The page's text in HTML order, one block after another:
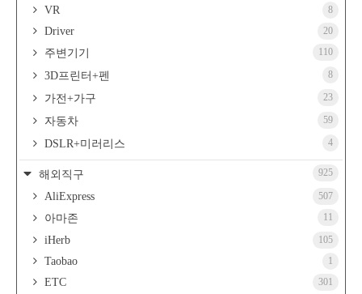
VR 8
Driver 20
주변기기 110
3D프린터+펜 8
가전+가구 23
자동차 59
DSLR+미러리스 4
해외직구 925
AliExpress 507
아마존 11
iHerb 105
Taobao 1
ETC 301